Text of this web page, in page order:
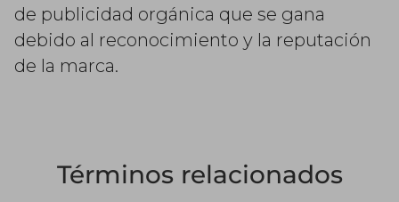
de publicidad orgánica que se gana
debido al reconocimiento y la reputación
de la marca.
Términos relacionados